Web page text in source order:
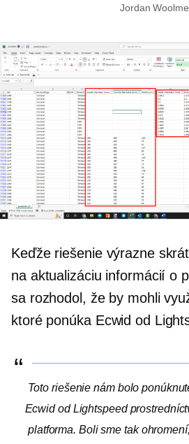
Jordan
Keďže riešenie výrazne
na aktualizáciu informácií o
sa rozhodol, že by mohli
ktoré ponúka Ecwid od
Toto riešenie nám bolo
Ecwid od Lightspeed
platforma. Boli sme tak